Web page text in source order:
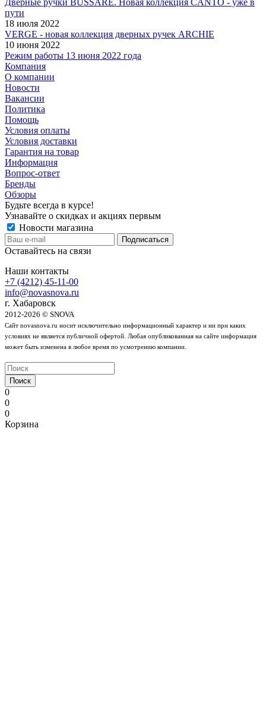
пути
18 июля 2022
VERGE - новая коллекция дверных ручек ARCHIE
10 июня 2022
Режим работы 13 июня 2022 года
Компания
О компании
Новости
Вакансии
Политика
Помощь
Условия оплаты
Условия доставки
Гарантия на товар
Информация
Вопрос-ответ
Бренды
Обзоры
Будьте всегда в курсе!
Узнавайте о скидках и акциях первым
Новости магазина
Оставайтесь на связи
Наши контакты
+7 (4212) 45-11-00
info@novasnova.ru
г. Хабаровск
2012-2026 © SNOVA
Сайт novasnova.ru носит исключительно информационный характер и ни при каких
условиях не является публичной офертой. Любая опубликованная на сайте информация
может быть изменена в любое время по усмотрению компании.
Поиск
0
0
0
Корзина